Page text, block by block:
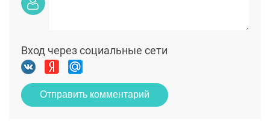
Вход через социальные сети
Отправить комментарий